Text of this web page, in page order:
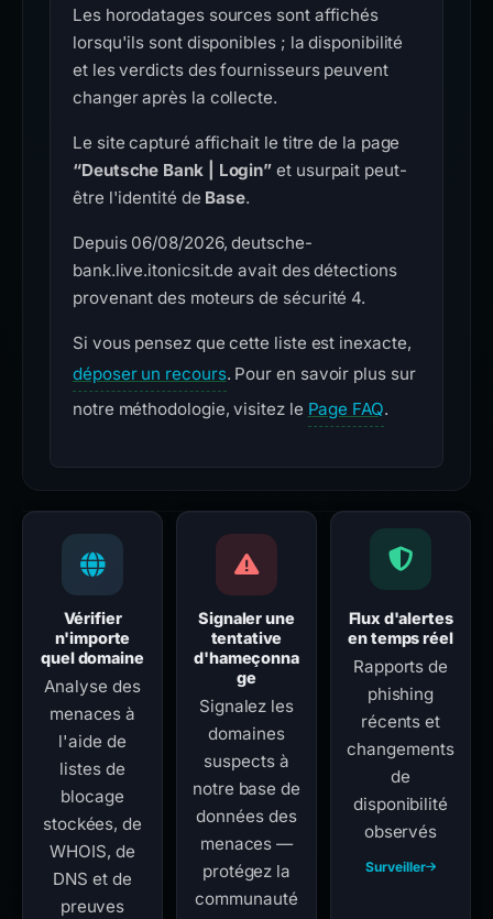
Les horodatages sources sont affichés
lorsqu'ils sont disponibles ; la disponibilité
et les verdicts des fournisseurs peuvent
changer après la collecte.
Le site capturé affichait le titre de la page
“Deutsche Bank | Login” et usurpait peut-
être l'identité de Base.
Depuis 06/08/2026, deutsche-
bank.live.itonicsit.de avait des détections
provenant des moteurs de sécurité 4.
Si vous pensez que cette liste est inexacte,
déposer un recours. Pour en savoir plus sur
notre méthodologie, visitez le Page FAQ.
Vérifier
n'importe
quel domaine
Analyse des
menaces à
l'aide de
listes de
blocage
stockées, de
WHOIS, de
DNS et de
preuves
Signaler une
tentative
d'hameçonna
ge
Signalez les
domaines
suspects à
notre base de
données des
menaces —
protégez la
communauté
Flux d'alertes
en temps réel
Rapports de
phishing
récents et
changements
de
disponibilité
observés
Surveiller